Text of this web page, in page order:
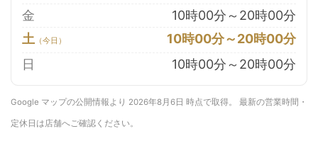
金
10時00分～20時00分
土
10時00分～20時00分
日
10時00分～20時00分
Google マップの公開情報より 2026年8月6日 時点で取得。 最新の営業時間・
定休日は店舗へご確認ください。